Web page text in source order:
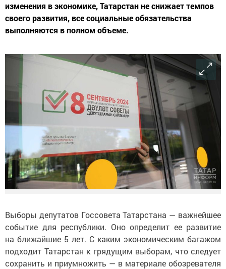
изменения в экономике, Татарстан не снижает темпов
своего развития, все социальные обязательства
выполняются в полном объеме.
Выборы депутатов Госсовета Татарстана — важнейшее
событие для республики. Оно определит ее развитие
на ближайшие 5 лет. С каким экономическим багажом
подходит Татарстан к грядущим выборам, что следует
сохранить и приумножить — в материале обозревателя